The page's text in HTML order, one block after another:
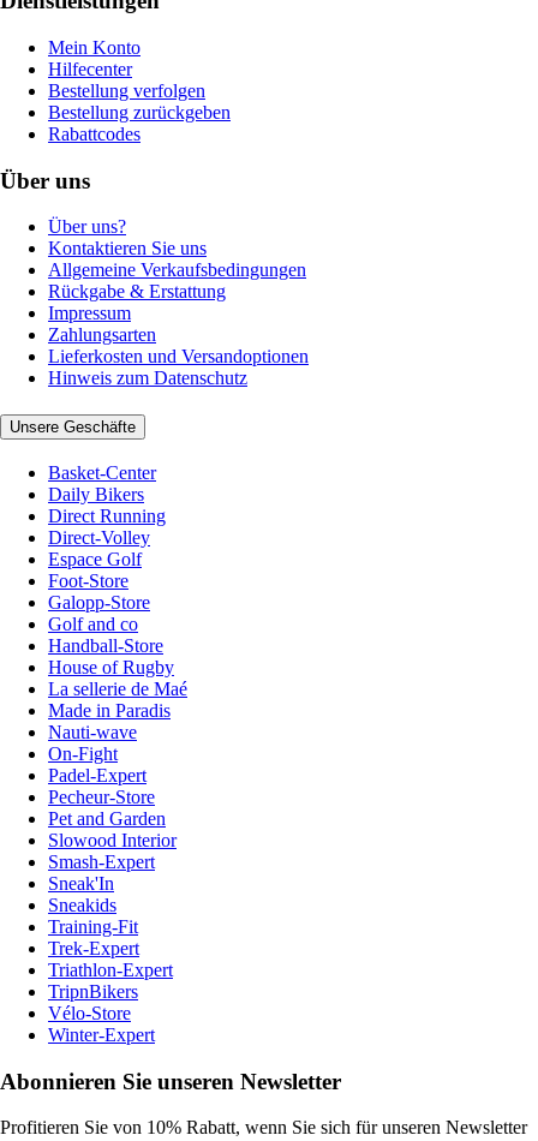
Mein Konto
Hilfecenter
Bestellung verfolgen
Bestellung zurückgeben
Rabattcodes
Über uns
Über uns?
Kontaktieren Sie uns
Allgemeine Verkaufsbedingungen
Rückgabe & Erstattung
Impressum
Zahlungsarten
Lieferkosten und Versandoptionen
Hinweis zum Datenschutz
Unsere Geschäfte
Basket-Center
Daily Bikers
Direct Running
Direct-Volley
Espace Golf
Foot-Store
Galopp-Store
Golf and co
Handball-Store
House of Rugby
La sellerie de Maé
Made in Paradis
Nauti-wave
On-Fight
Padel-Expert
Pecheur-Store
Pet and Garden
Slowood Interior
Smash-Expert
Sneak'In
Sneakids
Training-Fit
Trek-Expert
Triathlon-Expert
TripnBikers
Vélo-Store
Winter-Expert
Abonnieren Sie unseren Newsletter
Profitieren Sie von 10% Rabatt, wenn Sie sich für unseren Newsletter